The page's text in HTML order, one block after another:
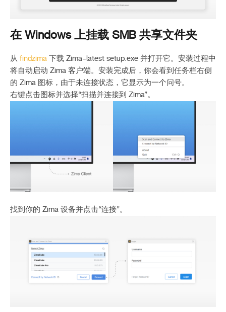
在 Windows 上挂载 SMB 共享文件夹
从 findzima 下载 Zima-latest setup.exe 并打开它。安装过程中
将自动启动 Zima 客户端。安装完成后，你会看到任务栏右侧
的 Zima 图标，由于未连接状态，它显示为一个问号。
右键点击图标并选择“扫描并连接到 Zima”。
找到你的 Zima 设备并点击“连接”。